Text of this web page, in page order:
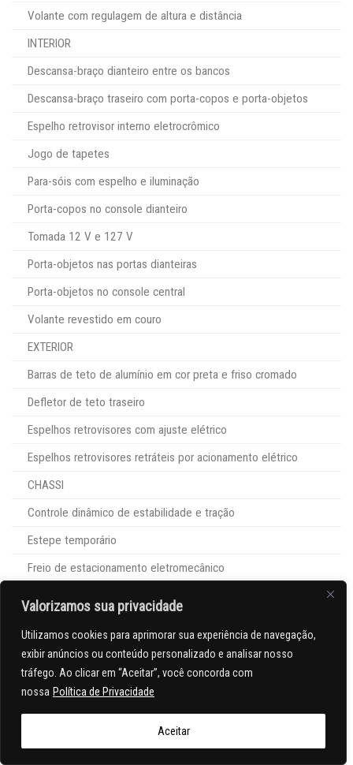
Valorizamos sua privacidade
Utilizamos cookies para aprimorar sua experiência de navegação,
exibir anúncios ou conteúdo personalizado e analisar nosso
tráfego. Ao clicar em “Aceitar”, você concorda com
nossa Política de Privacidade
Aceitar
Volante com regulagem de altura e distância
INTERIOR
Descansa-braço dianteiro entre os bancos
Descansa-braço traseiro com porta-copos e porta-objetos
Espelho retrovisor interno eletrocrômico
Jogo de tapetes
Para-sóis com espelho e iluminação
Porta-copos no console dianteiro
Tomada 12 V e 127 V
Porta-objetos nas portas dianteiras
Porta-objetos no console central
Volante revestido em couro
EXTERIOR
Barras de teto de alumínio em cor preta e friso cromado
Defletor de teto traseiro
Espelhos retrovisores com ajuste elétrico
Espelhos retrovisores retráteis por acionamento elétrico
CHASSI
Controle dinâmico de estabilidade e tração
Estepe temporário
Freio de estacionamento eletromecânico
Tags: Jeep Compass Limited T270 motor GSE T270
SUV médio suve médio